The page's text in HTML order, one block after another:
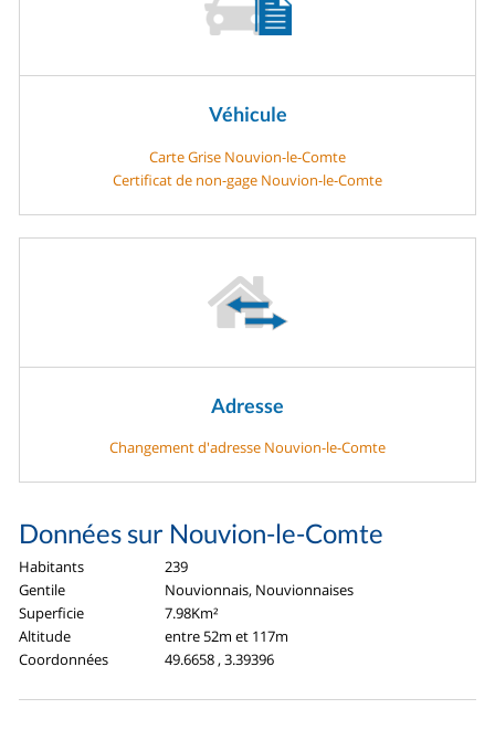
Véhicule
Carte Grise Nouvion-le-Comte
Certificat de non-gage Nouvion-le-Comte
Adresse
Changement d'adresse Nouvion-le-Comte
Données sur Nouvion-le-Comte
Habitants
239
Gentile
Nouvionnais, Nouvionnaises
Superficie
7.98Km²
Altitude
entre 52m et 117m
Coordonnées
49.6658 , 3.39396